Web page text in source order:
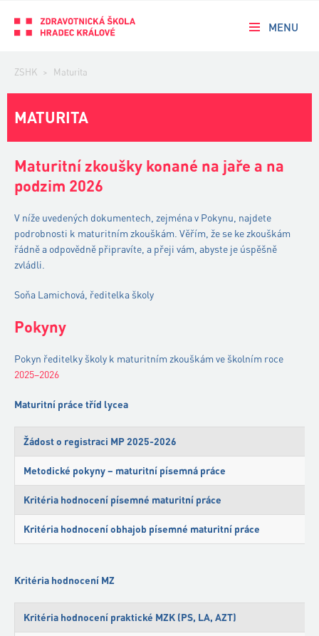
MENU
ZSHK > Maturita
MATURITA
Maturitní zkoušky konané na jaře a na
podzim 2026
V níže uvedených dokumentech, zejména v Pokynu, najdete
podrobnosti k maturitním zkouškám. Věřím, že se ke zkouškám
řádně a odpovědně připravíte, a přeji vám, abyste je úspěšně
zvládli.
Soňa Lamichová, ředitelka školy
Pokyny
Pokyn ředitelky školy k maturitním zkouškám ve školním roce
2025–2026
Maturitní práce tříd lycea
Žádost o registraci MP 2025-2026
Metodické pokyny – maturitní písemná práce
Kritéria hodnocení písemné maturitní práce
Kritéria hodnocení obhajob písemné maturitní práce
Kritéria hodnocení MZ
Kritéria hodnocení praktické MZK (PS, LA, AZT)